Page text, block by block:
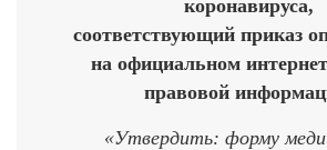
коронавируса,
соответствующий приказ
на официальном
правовой
«Утвердить: форму